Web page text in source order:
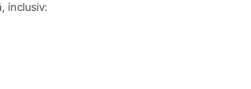
inclusiv: